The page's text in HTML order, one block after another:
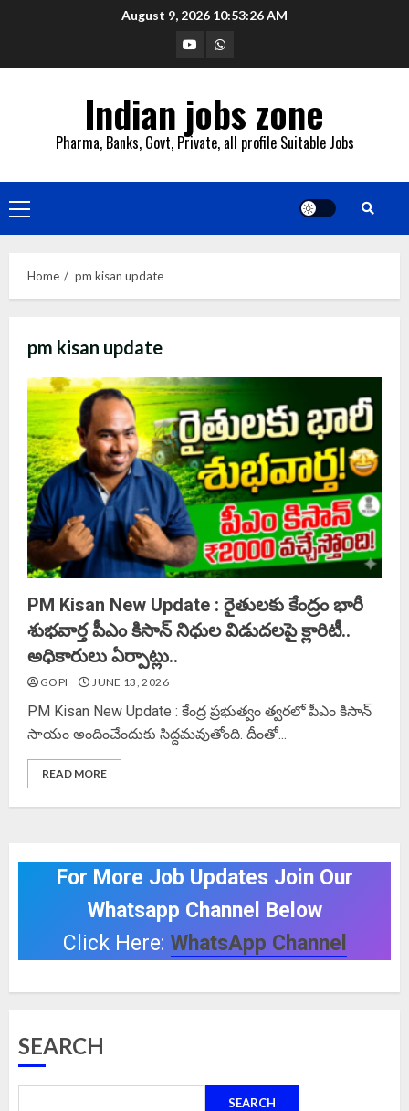
August 9, 2026 10:53:27 AM
YouTubeWhatsapp
Indian jobs zone
Pharma, Banks, Govt, Private, all profile Suitable Jobs
Primary
Menu
Home pm kisan update
pm kisan update
PM Kisan New Update : రైతులకు కేంద్రం భారీ
శుభవార్త పీఎం కిసాన్ నిధుల విడుదలపై క్లారిటీ..
అధికారులు ఏర్పాట్లు..
GOPI JUNE 13, 2026
PM Kisan New Update : కేంద్ర ప్రభుత్వం త్వరలో పీఎం కిసాన్
సాయం అందించేందుకు సిద్దమవుతోంది. దీంతో...
READ MORE
For More Job Updates Join Our
Whatsapp Channel Below
Click Here: WhatsApp Channel
SEARCH
SEARCH